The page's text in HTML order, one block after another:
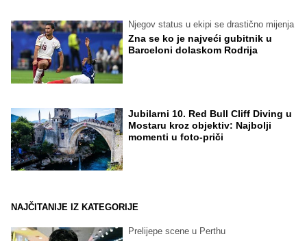
Njegov status u ekipi se drastično mijenja
Zna se ko je najveći gubitnik u
Barceloni dolaskom Rodrija
Jubilarni 10. Red Bull Cliff Diving u
Mostaru kroz objektiv: Najbolji
momenti u foto-priči
NAJČITANIJE IZ KATEGORIJE
Prelijepe scene u Perthu